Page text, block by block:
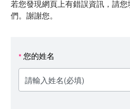
學習環境介紹
線上繳費 Online Payment
會員專區 Login
若您發現網頁上有錯誤資訊，請
們。謝謝您。
*您的姓名